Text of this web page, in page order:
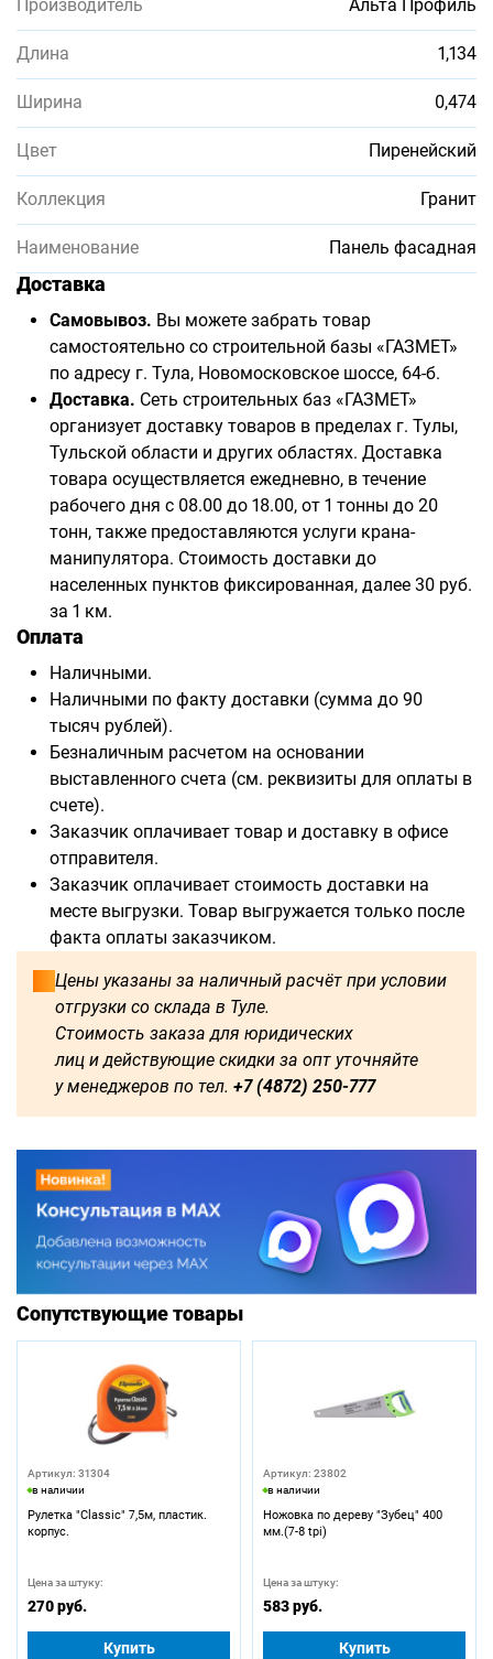
Производитель Альта Профиль
Длина 1,134
Ширина 0,474
Цвет Пиренейский
Коллекция Гранит
Наименование Панель фасадная
Доставка
Самовывоз. Вы можете забрать товар
самостоятельно со строительной базы «ГАЗМЕТ»
по адресу г. Тула, Новомосковское шоссе, 64-б.
Доставка. Сеть строительных баз «ГАЗМЕТ»
организует доставку товаров в пределах г. Тулы,
Тульской области и других областях. Доставка
товара осуществляется ежедневно, в течение
рабочего дня с 08.00 до 18.00, от 1 тонны до 20
тонн, также предоставляются услуги крана-
манипулятора. Стоимость доставки до
населенных пунктов фиксированная, далее 30 руб.
за 1 км.
Оплата
Наличными.
Наличными по факту доставки (сумма до 90
тысяч рублей).
Безналичным расчетом на основании
выставленного счета (см. реквизиты для оплаты в
счете).
Заказчик оплачивает товар и доставку в офисе
отправителя.
Заказчик оплачивает стоимость доставки на
месте выгрузки. Товар выгружается только после
факта оплаты заказчиком.
Цены указаны за наличный расчёт при условии
отгрузки со склада в Туле.
Стоимость заказа для юридических
лиц и действующие скидки за опт уточняйте
у менеджеров по тел. +7 (4872) 250-777
Сопутствующие товары
Артикул: 31304
в наличии
Рулетка "Classic" 7,5м, пластик.
корпус.
Цена за штуку:
270 руб.
Купить
Артикул: 23802
в наличии
Ножовка по дереву "Зубец" 400
мм.(7-8 tpi)
Цена за штуку:
583 руб.
Купить